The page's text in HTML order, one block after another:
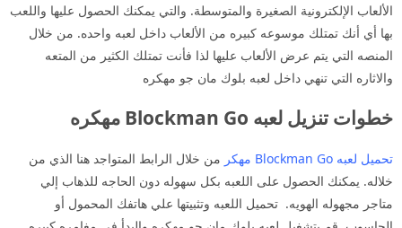
الألعاب الإلكترونية الصغيرة والمتوسطة. والتي يمكنك الحصول عليها واللعب
بها أي أنك تمتلك موسوعه كبيره من الألعاب داخل لعبه واحده. من خلال
المنصه التي يتم عرض الألعاب عليها لذا فأنت تمتلك الكثير من المتعه
والاثاره التي تنهي داخل لعبه بلوك مان جو مهكره
خطوات تنزيل لعبه Blockman Go مهكره
تحميل لعبه Blockman Go مهكر
من خلال الرابط المتواجد هنا الذي من
خلاله. يمكنك الحصول على اللعبه بكل سهوله دون الحاجه للذهاب إلي
متاجر مجهوله الهويه. تحميل اللعبه وتثبيتها علي هاتفك المحمول أو